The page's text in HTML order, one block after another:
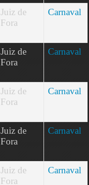
Juiz de
Fora
Carnaval
Juiz de
Fora
Carnaval
Juiz de
Fora
Carnaval
Juiz de
Fora
Carnaval
Juiz de
Fora
Carnaval